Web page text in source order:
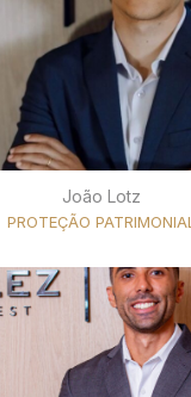
João Lotz
PROTEÇÃO PATRIMONIAL